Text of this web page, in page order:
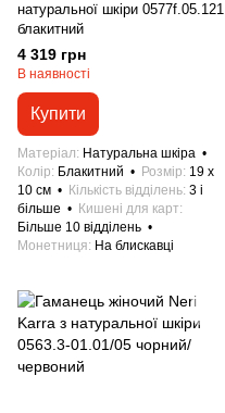
натуральної шкіри 0577f.05.121
блакитний
4 319 грн
В наявності
Купити
Матеріал
Натуральна шкіра
Колір
Блакитний Розмір 19 x
10 см
Кількість відділень 3 і
більше
Кишені для карт
Більше 10 відділень
Монетниця
На блискавці